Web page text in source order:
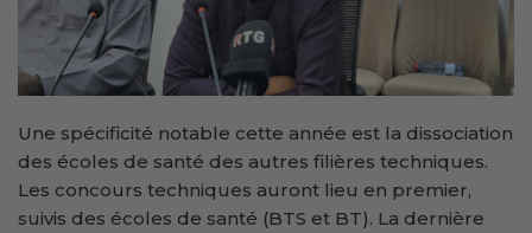
Une spécificité notable cette année est la dissociation
des écoles de santé des autres filières techniques.
Les concours techniques auront lieu en premier,
suivis des écoles de santé (BTS et BT). La dernière